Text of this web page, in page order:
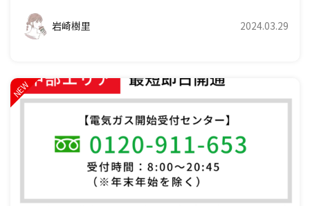
岩崎樹里 2024.03.29